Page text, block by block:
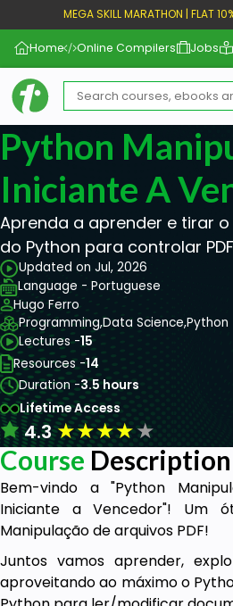
MEGA SKILL MARATHON | FLAT
Home Online Compilers Jobs
Python
Iniciante A
Aprenda a aprender e tirar
do Python para controlar
Updated on Jul, 2026
Language - Portuguese
Hugo Ferro
Programming,Data Science,Python
Lectures -15
Resources -14
Duration -3.5 hours
Lifetime Access
4.3★★★★★
Course Description
Bem-vindo a "Python
Iniciante a Vencedor"! Um
Manipulação de arquivos PDF!
Juntos vamos aprender,
aproveitando ao máximo o